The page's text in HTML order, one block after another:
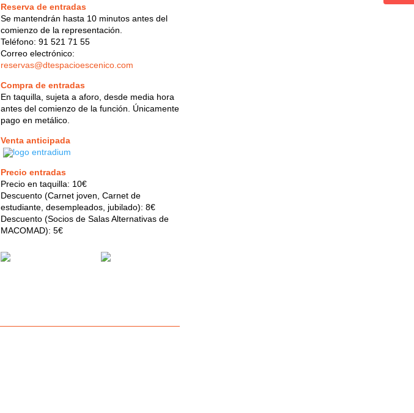
Reserva de entradas
Se mantendrán hasta 10 minutos antes del
comienzo de la representación.
Teléfono: 91 521 71 55
Correo electrónico:
reservas@dtespacioescenico.com
Compra de entradas
En taquilla, sujeta a aforo, desde media hora
antes del comienzo de la función. Únicamente
pago en metálico.
Venta anticipada
Precio entradas
Precio en taquilla: 10€
Descuento (Carnet joven, Carnet de
estudiante, desempleados, jubilado): 8€
Descuento (Socios de Salas Alternativas de
MACOMAD): 5€